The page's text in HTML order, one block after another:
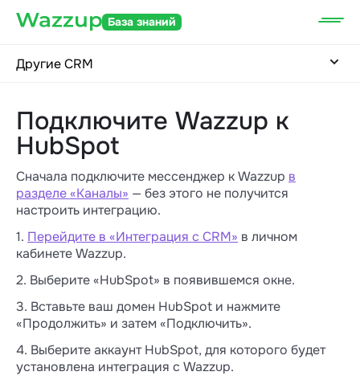
База знаний
Другие CRM
Подключите Wazzup к
HubSpot
Сначала подключите мессенджер к Wazzup в
разделе «Каналы» — без этого не получится
настроить интеграцию.
1. Перейдите в «Интеграция с CRM» в личном
кабинете Wazzup.
2. Выберите «HubSpot» в появившемся окне.
3. Вставьте ваш домен HubSpot и нажмите
«Продолжить» и затем «Подключить».
4. Выберите аккаунт HubSpot, для которого будет
установлена интеграция с Wazzup.